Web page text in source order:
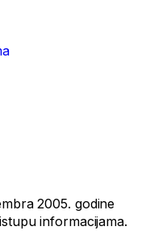
2005. godine
informacijama.